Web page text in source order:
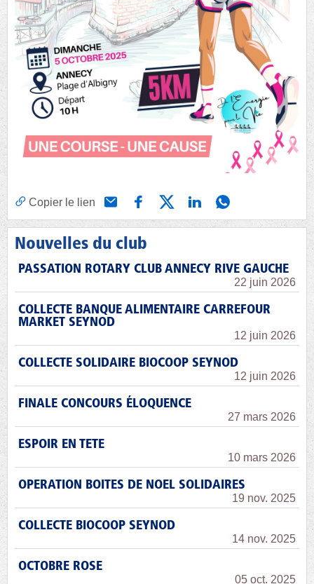
Copier le lien
Nouvelles du club
PASSATION ROTARY CLUB ANNECY RIVE GAUCHE
22 juin 2026
COLLECTE BANQUE ALIMENTAIRE CARREFOUR
MARKET SEYNOD
12 juin 2026
COLLECTE SOLIDAIRE BIOCOOP SEYNOD
12 juin 2026
FINALE CONCOURS ÉLOQUENCE
27 mars 2026
ESPOIR EN TETE
10 mars 2026
OPERATION BOITES DE NOEL SOLIDAIRES
19 nov. 2025
COLLECTE BIOCOOP SEYNOD
14 nov. 2025
OCTOBRE ROSE
05 oct. 2025